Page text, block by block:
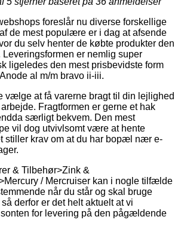
foreslår nu diverse forskellige
de mest populære er i dag at afsende
du selv henter de købte produkter den
er nemlig super
ligeledes den mest prisbevidste form
al m/m bravo ii-iii.
vælge at få varerne bragt til din lejlighed
Fragtformen er gerne et hak
særligt bekvem. Den mest
vil dog utvivlsomt være at hente
stiller krav om at du har bopæl nær e-
& Tilbehør>Zink &
/ Mercruiser kan i nogle tilfælde
når du står og skal bruge
derfor er det helt aktuelt at vi
for levering på den pågældende